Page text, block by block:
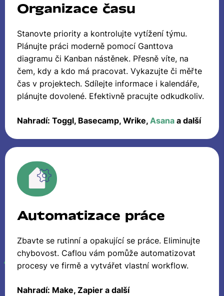
Organizace času
Stanovte priority a kontrolujte vytížení týmu.
Plánujte práci moderně pomocí Ganttova
diagramu či Kanban nástěnek. Přesně víte, na
čem, kdy a kdo má pracovat. Vykazujte či měřte
čas v projektech. Sdílejte informace i kalendáře,
plánujte dovolené. Efektivně pracujte odkudkoliv.
Nahradí: Toggl, Basecamp, Wrike, Asana a další
Automatizace práce
Zbavte se rutinní a opakující se práce. Eliminujte
chybovost. Caflou vám pomůže automatizovat
procesy ve firmě a vytvářet vlastní workflow.
Nahradí: Make, Zapier a další